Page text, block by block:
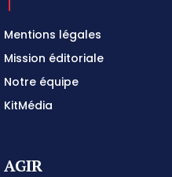
Mentions légales
Mission éditoriale
Notre équipe
KitMédia
AGIR